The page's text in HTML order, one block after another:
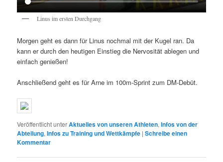
Linus im ersten Durchgang
Morgen geht es dann für Linus nochmal mit der Kugel ran. Da
kann er durch den heutigen Einstieg die Nervosität ablegen und
einfach genießen!
Anschließend geht es für Arne im 100m-Sprint zum DM-Debüt.
Veröffentlicht unterAktuelles von unseren Athleten,Infos von der
Abteilung,Infos zu Training und Wettkämpfe |Schreibe einen
Kommentar